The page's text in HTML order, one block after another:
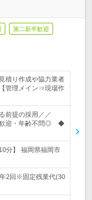
第二新卒歓迎
積り作成や協力業者
管理メイン⇒現場作
前提の採用／／
歓迎・年齢不問◎ ◆
分】 福岡県福岡市
2回※固定残業代(30